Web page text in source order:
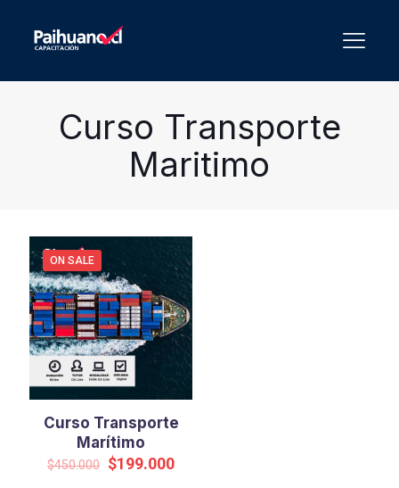
Curso Transporte
Maritimo
ON SALE
Curso Transporte
Marítimo
$450.000 Original
$199.000Current